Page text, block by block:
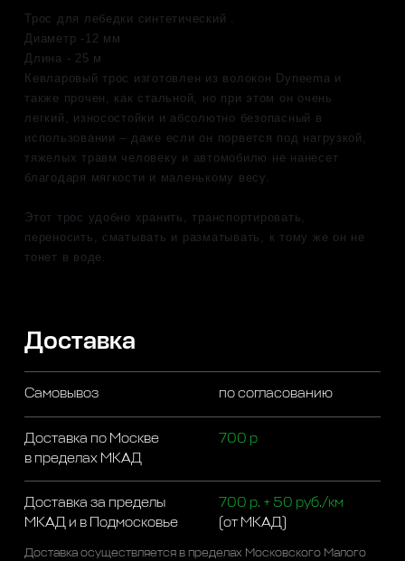
Трос для лебедки синтетический .
Диаметр -12 мм
Длина - 25 м
Кевларовый трос изготовлен из волокон Dyneema и
также прочен, как стальной, но при этом он очень
легкий, износостойки и абсолютно безопасный в
использовании – даже если он порвется под нагрузкой,
тяжелых травм человеку и автомобилю не нанесет
благодаря мягкости и маленькому весу.
Этот трос удобно хранить, транспортировать,
переносить, сматывать и разматывать, к тому же он не
тонет в воде.
Доставка
Самовывоз по согласованию
Доставка по Москве
в пределах МКАД
700 р
Доставка за пределы
МКАД и в Подмосковье
700 р. + 50 руб./км
(от МКАД)
Доставка осуществляется в пределах Московского Малого